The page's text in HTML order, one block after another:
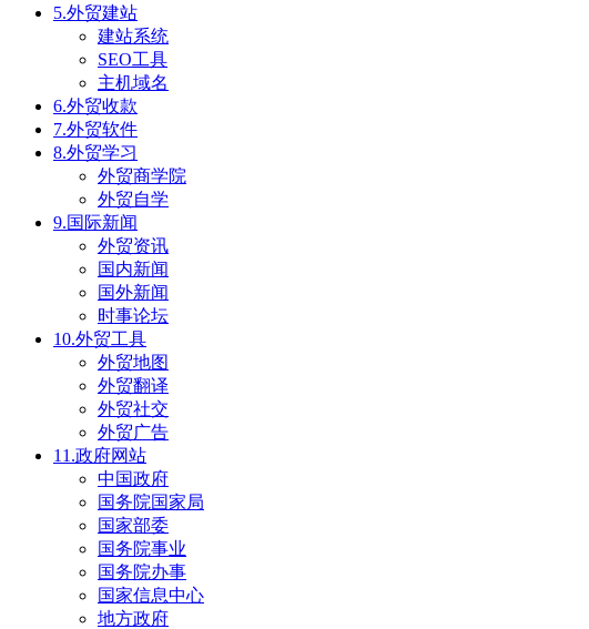
5.外贸建站
建站系统
SEO工具
主机域名
6.外贸收款
7.外贸软件
8.外贸学习
外贸商学院
外贸自学
9.国际新闻
外贸资讯
国内新闻
国外新闻
时事论坛
10.外贸工具
外贸地图
外贸翻译
外贸社交
外贸广告
11.政府网站
中国政府
国务院国家局
国家部委
国务院事业
国务院办事
国家信息中心
地方政府